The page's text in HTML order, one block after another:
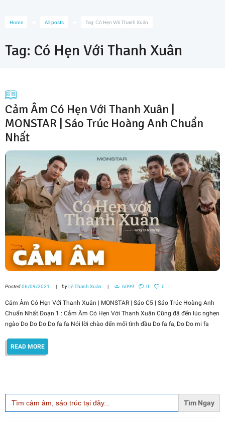
Home All posts Tag: Có Hẹn Với Thanh Xuân
Tag: Có Hẹn Với Thanh Xuân
Cảm Âm Có Hẹn Với Thanh Xuân |
MONSTAR | Sáo Trúc Hoàng Anh Chuẩn
Nhất
Posted06/09/2021 byLê Thanh Xuân 6099 0 0
Cảm Âm Có Hẹn Với Thanh Xuân | MONSTAR | Sáo C5 | Sáo Trúc Hoàng Anh
Chuẩn Nhất Đoạn 1 : Cảm Âm Có Hẹn Với Thanh Xuân Cũng đã đến lúc nghẹn
ngào Do Do Do Do fa fa Nói lời chào đến mối tình đầu Do fa fa, Do Do mi fa
READ MORE
Search
for: